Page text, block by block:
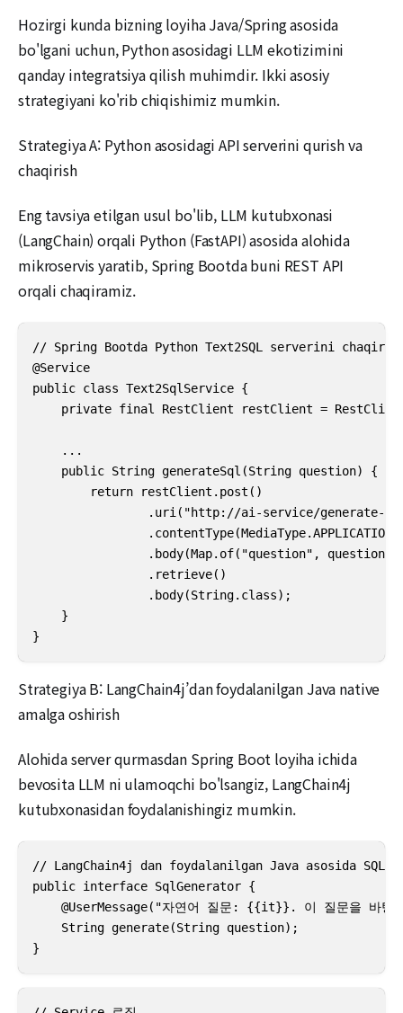
Hozirgi kunda bizning loyiha Java/Spring asosida
bo'lgani uchun, Python asosidagi LLM ekotizimini
qanday integratsiya qilish muhimdir. Ikki asosiy
strategiyani ko'rib chiqishimiz mumkin.
Strategiya A: Python asosidagi API serverini qurish va
chaqirish
Eng tavsiya etilgan usul bo'lib, LLM kutubxonasi
(LangChain) orqali Python (FastAPI) asosida alohida
mikroservis yaratib, Spring Bootda buni REST API
orqali chaqiramiz.
// Spring Bootda Python Text2SQL serverini
@Service
public class Text2SqlService {
private final RestClient restClient =
    ...
    public String generateSql(String question) {
        return restClient.post()
.uri("http://ai-service/generate-
                .body(Map.of("question", question))
                .retrieve()
                .body(String.class);
    }
}
Strategiya B: LangChain4j’dan foydalanilgan Java native
amalga oshirish
Alohida server qurmasdan Spring Boot loyiha ichida
bevosita LLM ni ulamoqchi bo'lsangiz, LangChain4j
kutubxonasidan foydalanishingiz mumkin.
// LangChain4j dan foydalanilgan Java asosida SQL
public interface SqlGenerator {
@UserMessage("자연어 질문: {{it}}. 이 질문을 바탕
    String generate(String question);
}